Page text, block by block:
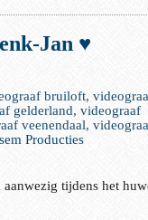
Jan ♥
bruiloft,
gelderland, videograaf
veenendaal,
Producties
tijdens het